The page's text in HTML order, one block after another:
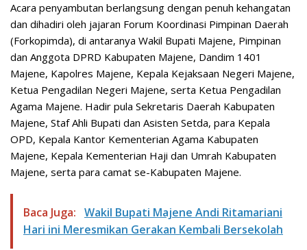
Acara penyambutan berlangsung dengan penuh kehangatan
dan dihadiri oleh jajaran Forum Koordinasi Pimpinan Daerah
(Forkopimda), di antaranya Wakil Bupati Majene, Pimpinan
dan Anggota DPRD Kabupaten Majene, Dandim 1401
Majene, Kapolres Majene, Kepala Kejaksaan Negeri Majene,
Ketua Pengadilan Negeri Majene, serta Ketua Pengadilan
Agama Majene. Hadir pula Sekretaris Daerah Kabupaten
Majene, Staf Ahli Bupati dan Asisten Setda, para Kepala
OPD, Kepala Kantor Kementerian Agama Kabupaten
Majene, Kepala Kementerian Haji dan Umrah Kabupaten
Majene, serta para camat se-Kabupaten Majene.
Baca Juga: Wakil Bupati Majene Andi Ritamariani
Hari ini Meresmikan Gerakan Kembali Bersekolah